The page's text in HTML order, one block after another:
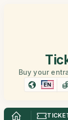
Buy your
EN